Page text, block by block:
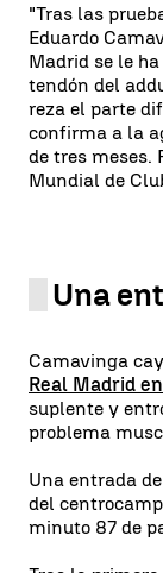
"Tras las
Eduardo
Madrid se le
tendón del
reza el parte
confirma a la
de tres meses.
Mundial de
Una
Camavinga
Real Madrid
suplente y
problema
Una entrada
del
minuto 87 de